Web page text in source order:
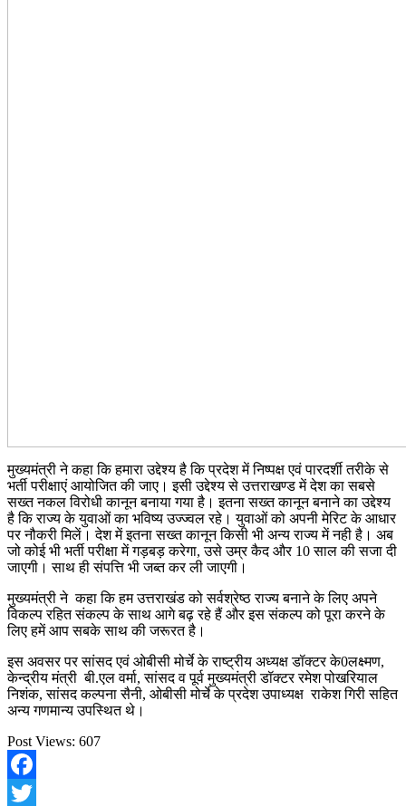
मुख्यमंत्री ने कहा कि हमारा उद्देश्य है कि प्रदेश में निष्पक्ष एवं पारदर्शी तरीके से
भर्ती परीक्षाएं आयोजित की जाए। इसी उद्देश्य से उत्तराखण्ड में देश का सबसे
सख्त नकल विरोधी कानून बनाया गया है। इतना सख्त कानून बनाने का उद्देश्य
है कि राज्य के युवाओं का भविष्य उज्ज्वल रहे। युवाओं को अपनी मेरिट के आधार
पर नौकरी मिलें। देश में इतना सख्त कानून किसी भी अन्य राज्य में नही है। अब
जो कोई भी भर्ती परीक्षा में गड़बड़ करेगा, उसे उम्र कैद और 10 साल की सजा दी
जाएगी। साथ ही संपत्ति भी जब्त कर ली जाएगी।
मुख्यमंत्री ने कहा कि हम उत्तराखंड को सर्वश्रेष्ठ राज्य बनाने के लिए अपने
विकल्प रहित संकल्प के साथ आगे बढ़ रहे हैं और इस संकल्प को पूरा करने के
लिए हमें आप सबके साथ की जरूरत है।
इस अवसर पर सांसद एवं ओबीसी मोर्चे के राष्ट्रीय अध्यक्ष डॉक्टर के0लक्ष्मण,
केन्द्रीय मंत्री बी.एल वर्मा, सांसद व पूर्व मुख्यमंत्री डॉक्टर रमेश पोखरियाल
निशंक, सांसद कल्पना सैनी, ओबीसी मोर्चे के प्रदेश उपाध्यक्ष राकेश गिरी सहित
अन्य गणमान्य उपस्थित थे।
Post Views: 607
Facebook